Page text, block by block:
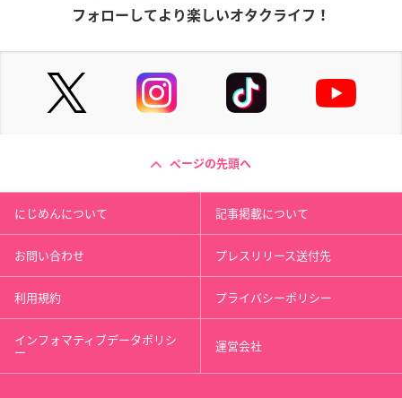
フォローしてより楽しいオタクライフ！
ページの先頭へ
にじめんについて 記事掲載について
お問い合わせ プレスリリース送付先
利用規約 プライバシーポリシー
インフォマティブデータポリシ
ー 運営会社